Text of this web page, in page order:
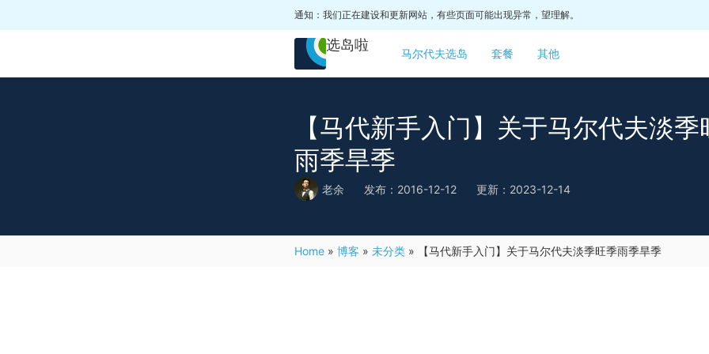
通知：我们正在建设和更新网站，有些页面可能出现异常，望理解。
选岛啦
马尔代夫选岛 套餐 其他
【马代新手入门】关于马尔代夫淡季
雨季旱季
老余 发布：2016-12-12 更新：2023-12-14
Home » 博客 » 未分类 » 【马代新手入门】关于马尔代夫淡季旺季雨季旱季